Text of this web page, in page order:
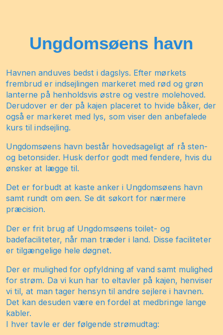
Ungdomsøens havn
Havnen anduves bedst i dagslys. Efter mørkets
frembrud er indsejlingen markeret med rød og grøn
lanterne på henholdsvis østre og vestre molehoved.
Derudover er der på kajen placeret to hvide båker, der
også er markeret med lys, som viser den anbefalede
kurs til indsejling.
Ungdomsøens havn består hovedsageligt af rå sten-
og betonsider. Husk derfor godt med fendere, hvis du
ønsker at lægge til.
Det er forbudt at kaste anker i Ungdomsøens havn
samt rundt om øen. Se dit søkort for nærmere
præcision.
Der er frit brug af Ungdomsøens toilet- og
badefaciliteter, når man træder i land. Disse faciliteter
er tilgængelige hele døgnet.
Der er mulighed for opfyldning af vand samt mulighed
for strøm. Da vi kun har to eltavler på kajen, henviser
vi til, at man tager hensyn til andre sejlere i havnen.
Det kan desuden være en fordel at medbringe lange
kabler.
I hver tavle er der følgende strømudtag: